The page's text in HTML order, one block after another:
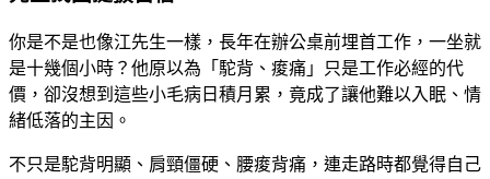
你是不是也像江先生一樣，長年在辦公桌前埋首工作，一坐就
是十幾個小時？他原以為「駝背、痠痛」只是工作必經的代
價，卻沒想到這些小毛病日積月累，竟成了讓他難以入眠、情
緒低落的主因。
不只是駝背明顯、肩頸僵硬、腰痠背痛，連走路時都覺得自己